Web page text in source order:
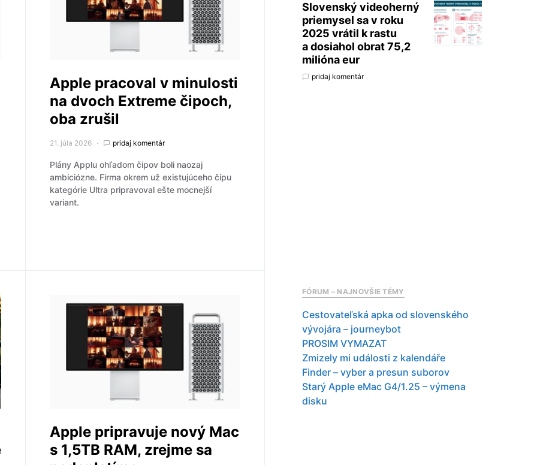
Apple pracoval v minulosti
na dvoch Extreme čipoch,
oba zrušil
21. júla 2026 pridaj komentár
Plány Applu ohľadom čipov boli naozaj
ambiciózne. Firma okrem už existujúceho čipu
kategórie Ultra pripravoval ešte mocnejší
variant.
Apple pripravuje nový Mac
s 1,5TB RAM, zrejme sa
Slovenský videoherný
priemysel sa v roku
2025 vrátil k rastu
a dosiahol obrat 75,2
milióna eur
pridaj komentár
FÓRUM – NAJNOVŠIE TÉMY
Cestovateľská apka od slovenského
vývojára – journeybot
PROSIM VYMAZAT
Zmizely mi události z kalendáře
Finder – vyber a presun suborov
Starý Apple eMac G4/1.25 – výmena
disku